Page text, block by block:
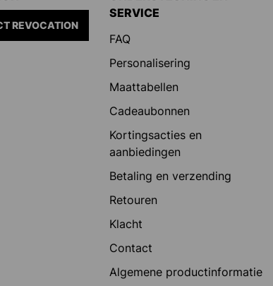
REVOCATION
SERVICE
FAQ
Personalisering
Maattabellen
Cadeaubonnen
Kortingsacties en
aanbiedingen
Betaling en verzending
Retouren
Klacht
Contact
Algemene productinformatie